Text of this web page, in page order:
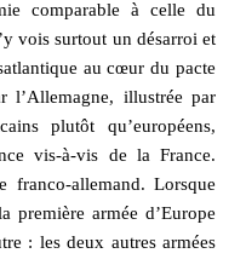
comparable à celle du
vois surtout un désarroi et
au cœur du pacte
l’Allemagne, illustrée par
plutôt qu’européens,
vis-à-vis de la France.
franco-allemand. Lorsque
première armée d’Europe
: les deux autres armées